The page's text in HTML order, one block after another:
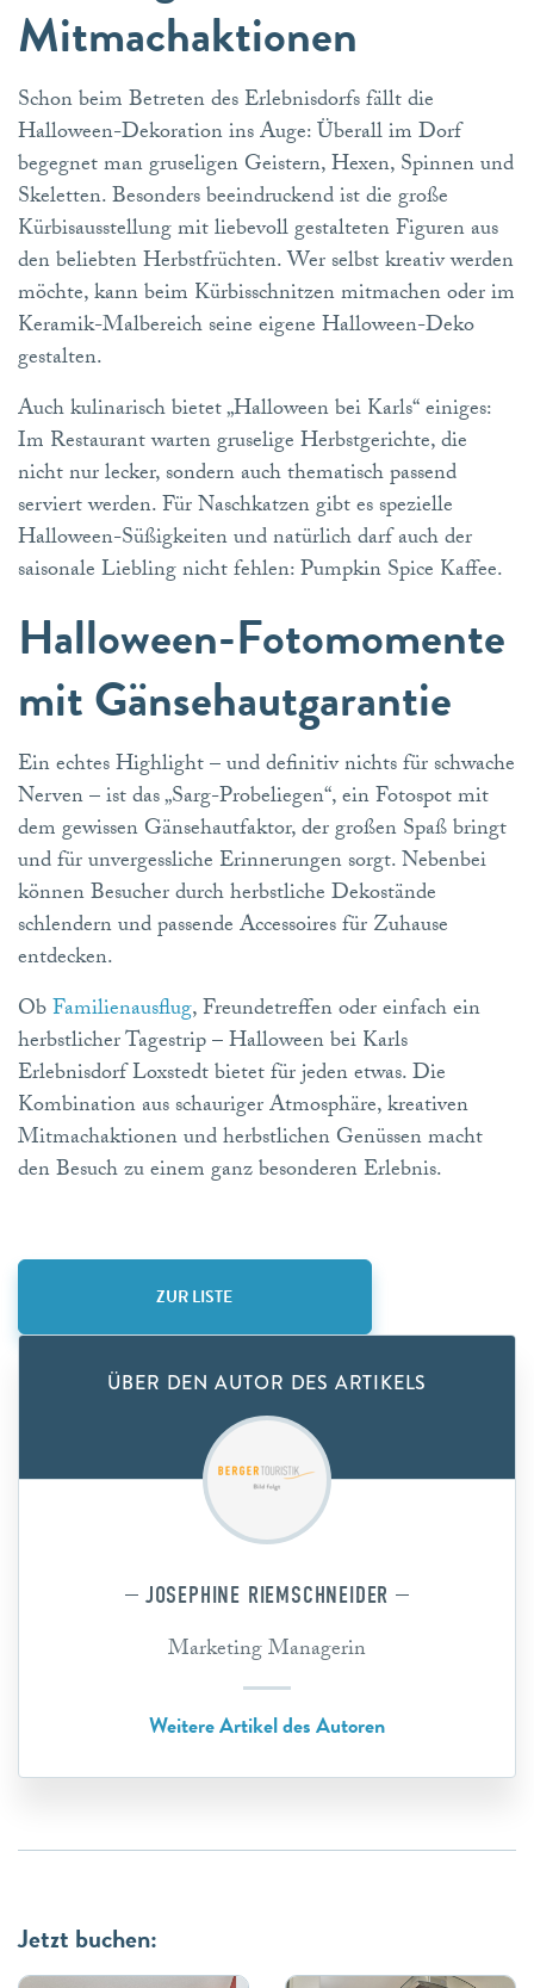
Mitmachaktionen
Schon beim Betreten des Erlebnisdorfs fällt die
Halloween-Dekoration ins Auge: Überall im Dorf
begegnet man gruseligen Geistern, Hexen, Spinnen und
Skeletten. Besonders beeindruckend ist die große
Kürbisausstellung mit liebevoll gestalteten Figuren aus
den beliebten Herbstfrüchten. Wer selbst kreativ werden
möchte, kann beim Kürbisschnitzen mitmachen oder im
Keramik-Malbereich seine eigene Halloween-Deko
gestalten.
Auch kulinarisch bietet „Halloween bei Karls“ einiges:
Im Restaurant warten gruselige Herbstgerichte, die
nicht nur lecker, sondern auch thematisch passend
serviert werden. Für Naschkatzen gibt es spezielle
Halloween-Süßigkeiten und natürlich darf auch der
saisonale Liebling nicht fehlen: Pumpkin Spice Kaffee.
Halloween-Fotomomente
mit Gänsehautgarantie
Ein echtes Highlight – und definitiv nichts für schwache
Nerven – ist das „Sarg-Probeliegen“, ein Fotospot mit
dem gewissen Gänsehautfaktor, der großen Spaß bringt
und für unvergessliche Erinnerungen sorgt. Nebenbei
können Besucher durch herbstliche Dekostände
schlendern und passende Accessoires für Zuhause
entdecken.
ObFamilienausflug, Freundetreffen oder einfach ein
herbstlicher Tagestrip – Halloween bei Karls
Erlebnisdorf Loxstedt bietet für jeden etwas. Die
Kombination aus schauriger Atmosphäre, kreativen
Mitmachaktionen und herbstlichen Genüssen macht
den Besuch zu einem ganz besonderen Erlebnis.
ZUR LISTE
ÜBER DEN AUTOR DES ARTIKELS
JOSEPHINE RIEMSCHNEIDER
Marketing Managerin
Weitere Artikel des Autoren
Jetzt buchen: